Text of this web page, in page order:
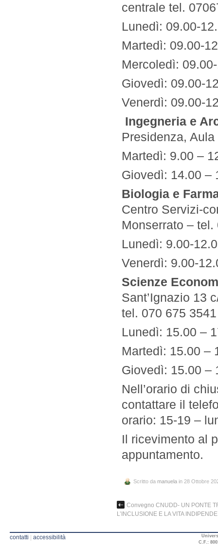
centrale tel.
Lunedì: 09.00-
Martedì: 09.00-
Mercoledì:
Giovedì: 09.00-
Venerdì: 09.00-
Ingegneria e
Presidenza,
Martedì: 9.00 –
Giovedì: 14.00 –
Biologia e
Centro Servizi-
Monserrato –
Lunedì: 9.00-
Venerdì: 9.00-
Scienze
Sant’Ignazio 13
tel. 070 675 3541
Lunedì: 15.00 –
Martedì: 15.00 –
Giovedì: 15.00 –
Nell’orario di
contattare il
orario: 15-19 –
Il ricevimento al
appuntamento.
Scritto da manuela in 28 Ottobre
Convegno CNUDD- UN PONTE
L’INCLUSIONE E LA VITA
contatti | accessibilità
C.F.: